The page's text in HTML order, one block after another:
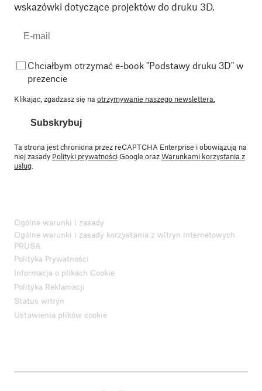
wskazówki dotyczące projektów do druku 3D.
Chciałbym otrzymać e-book "Podstawy druku 3D" w
prezencie
Klikając, zgadzasz się na otrzymywanie naszego newslettera.
Subskrybuj
Ta strona jest chroniona przez reCAPTCHA Enterprise i obowiązują na
niej zasady Polityki prywatnościGoogle orazWarunkami korzystania z
usług
Ogólne warunki i zasady
Ogólne warunki i zasady korzystania z witryn internetowych
PRUSA
Polityka Prywatności
Informacja o plikach Cookie
Polityka Reklamacji
Status witryn
Ustawienia plików cookie